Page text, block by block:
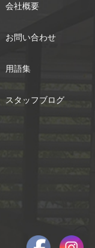
会社概要
お問い合わせ
用語集
スタッフブログ